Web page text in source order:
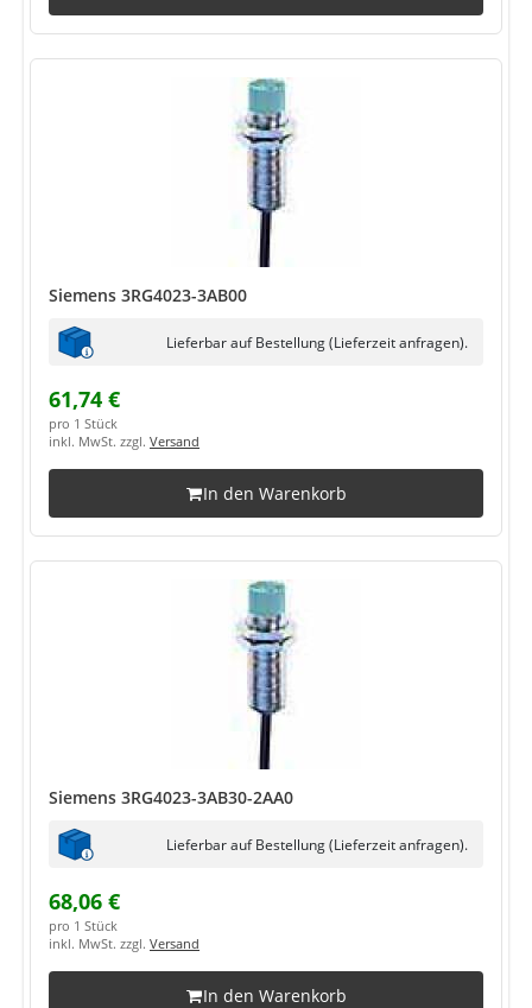
Siemens 3RG4023-3AB00
Lieferbar auf Bestellung (Lieferzeit anfragen).
61,74 €
pro 1 Stück
inkl. MwSt. zzgl. Versand
In den Warenkorb
Siemens 3RG4023-3AB30-2AA0
Lieferbar auf Bestellung (Lieferzeit anfragen).
68,06 €
pro 1 Stück
inkl. MwSt. zzgl. Versand
In den Warenkorb